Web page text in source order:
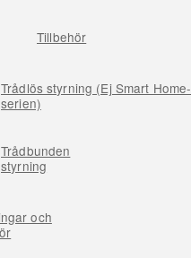
Tillbehör
Trådlös styrning (Ej Smart Home-
serien)
Trådbunden
styrning
och